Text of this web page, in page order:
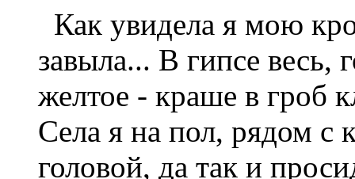
Как увидела я мою
завыла... В гипсе весь,
желтое - краше в гроб
Села я на пол, рядом с
головой, да так и